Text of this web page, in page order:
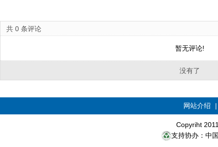
共 0 条评论
暂无评论!
没有了
网站介绍
Copyriht
支持协办：中